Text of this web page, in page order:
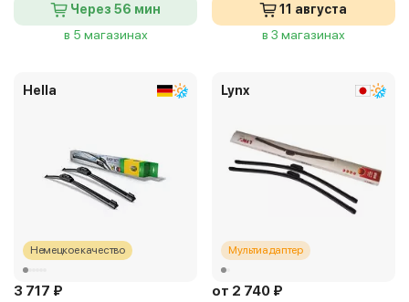
Через 56 мин
в 5 магазинах
11 августа
в 3 магазинах
Hella
Немецкое качество
3 717 ₽
Lynx
Мультиадаптер
от 2 740 ₽